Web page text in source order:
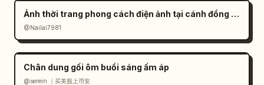
Ảnh thời trang phong cách điện ảnh tại cánh đồng muối đầy tâm trạng
@Nailai7981
Chân dung gối ôm buổi sáng ấm áp
@serein ｜买美股上币安